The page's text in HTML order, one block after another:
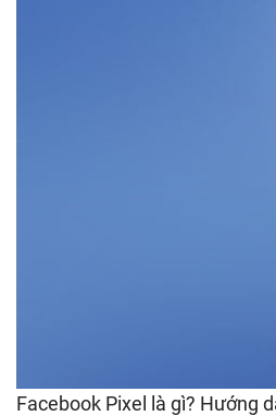
Facebook Pixel là gì? Hướng